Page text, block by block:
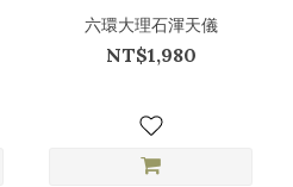
六環大理石渾天儀
NT$1,980